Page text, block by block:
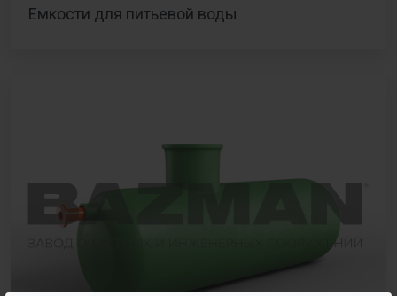
Емкости для питьевой воды